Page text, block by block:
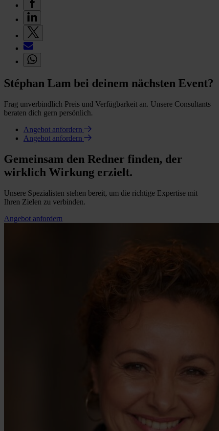
Stéphan Lam bei deinem nächsten Event?
Frag unverbindlich Preis und Verfügbarkeit an. Unsere Consultants
beraten dich gern persönlich.
Angebot anfordern
Angebot anfordern
Gemeinsam den Redner finden, der
wirklich Wirkung erzielt.
Unsere Spezialisten stehen bereit, um die richtige Expertise mit
Ihren Zielen zu verbinden.
Angebot anfordern